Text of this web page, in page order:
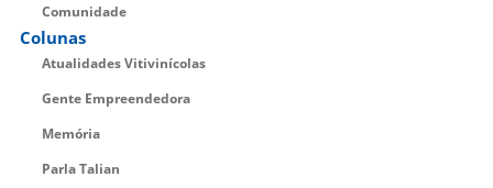
Comunidade
Colunas
Atualidades Vitivinícolas
Gente Empreendedora
Memória
Parla Talian